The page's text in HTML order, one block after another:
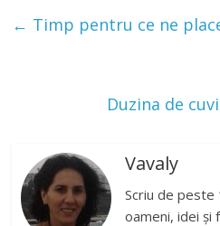
← Timp pentru ce ne
Duzina de
Vavaly
Scriu de
oameni, idei și